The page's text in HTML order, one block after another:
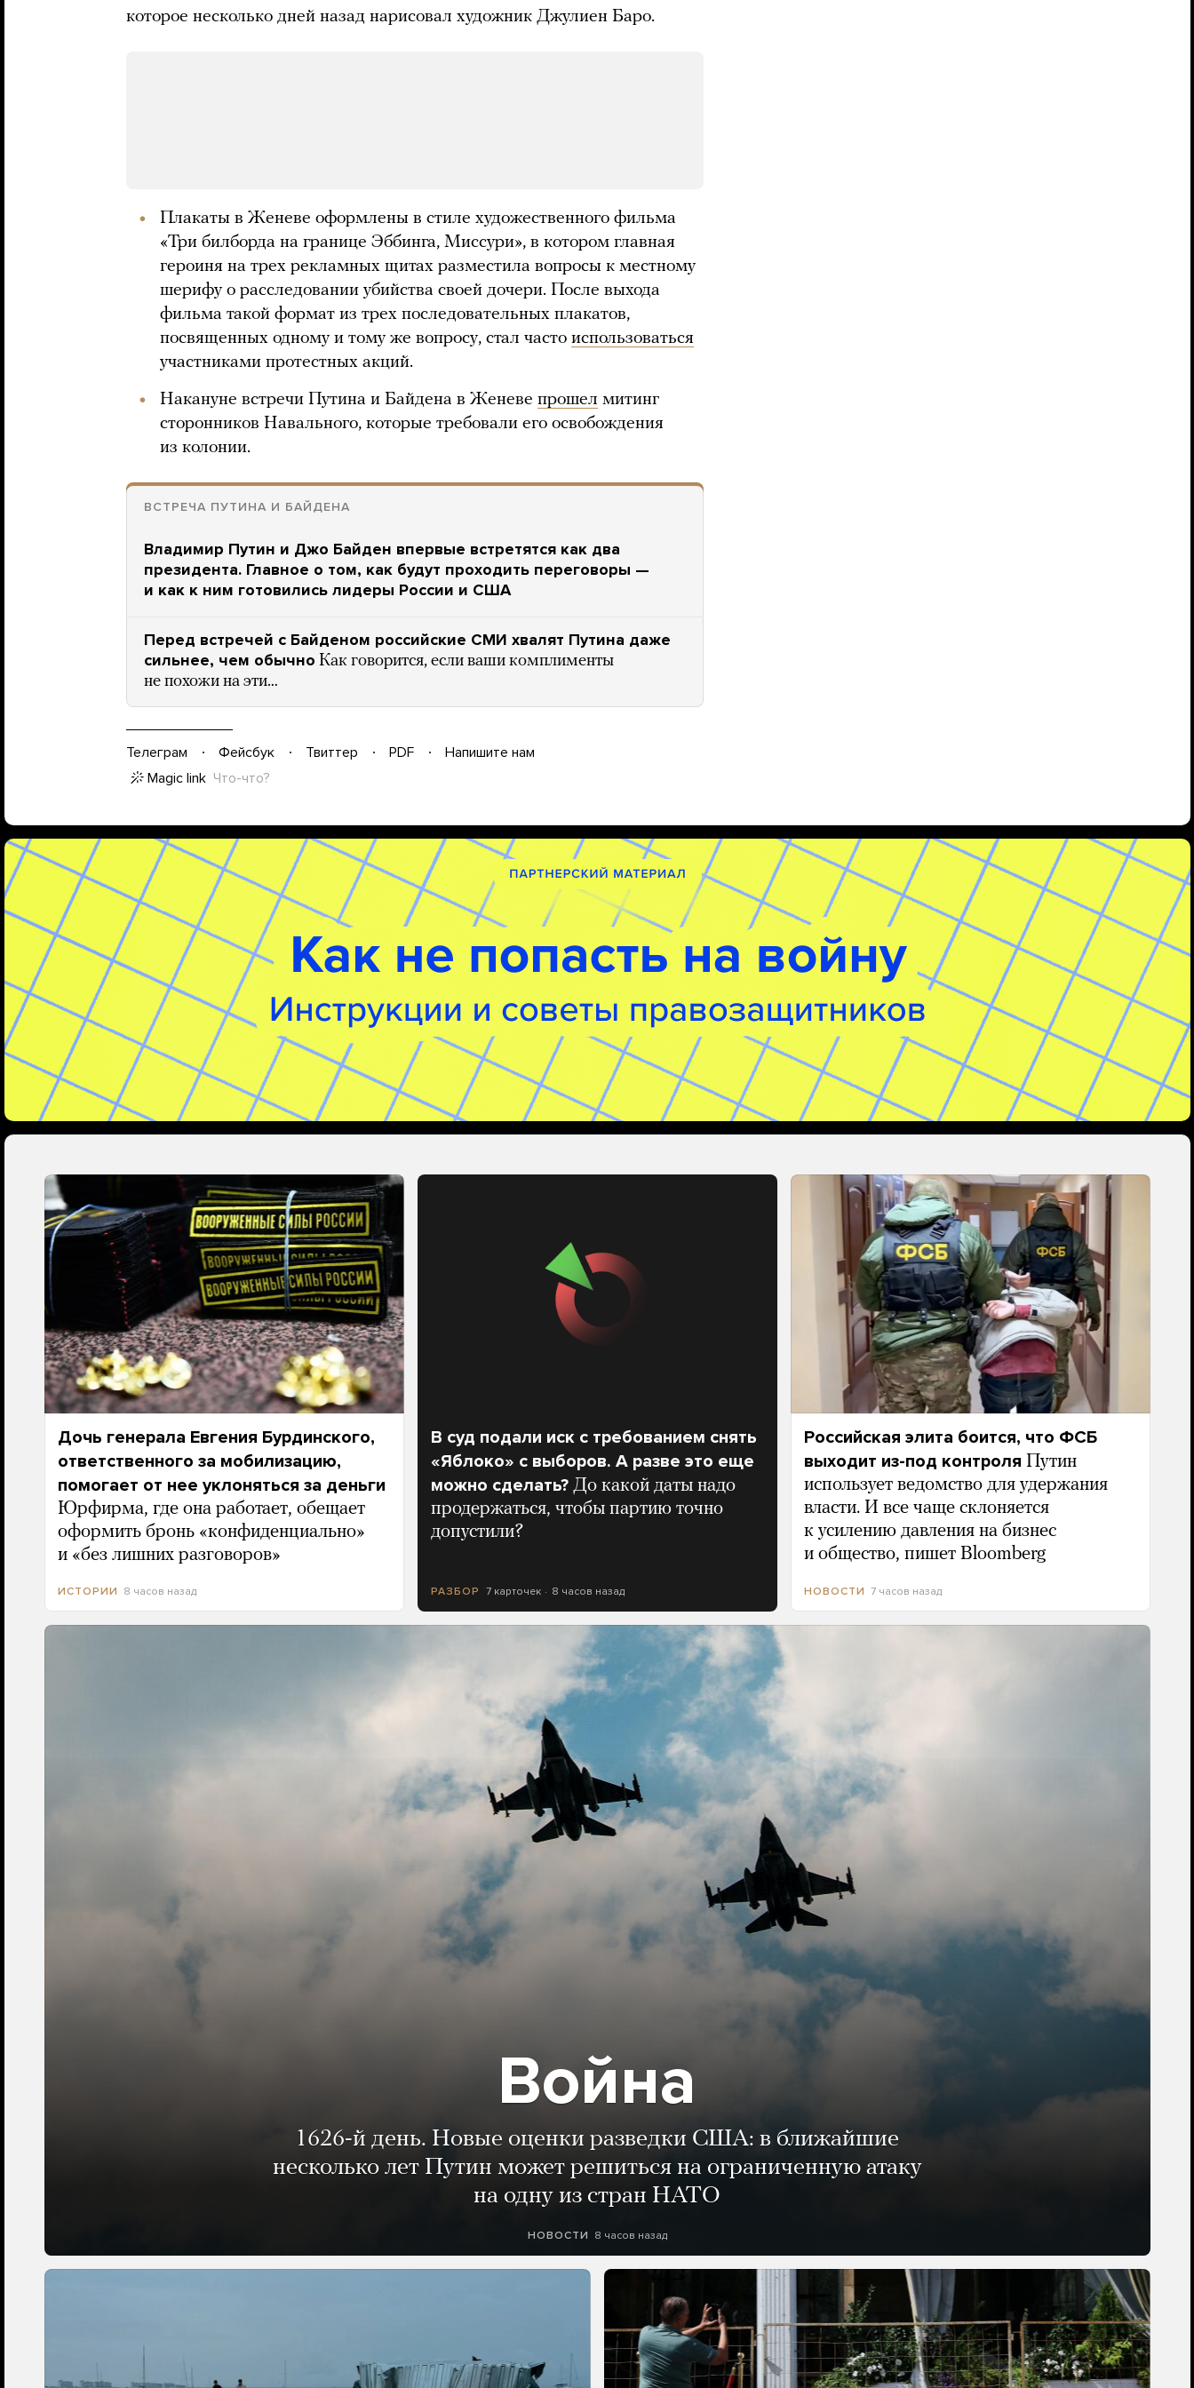
которое несколько дней назад нарисовал художник Джулиен Баро.
Плакаты в Женеве оформлены в стиле художественного фильма
«Три билборда на границе Эббинга, Миссури», в котором главная
героиня на трех рекламных щитах разместила вопросы к местному
шерифу о расследовании убийства своей дочери. После выхода
фильма такой формат из трех последовательных плакатов,
посвященных одному и тому же вопросу, стал часто использоваться
участниками протестных акций.
Накануне встречи Путина и Байдена в Женеве прошел митинг
сторонников Навального, которые требовали его освобождения
из колонии.
ВСТРЕЧА ПУТИНА И БАЙДЕНА
Владимир Путин и Джо Байден впервые встретятся как два
президента. Главное о том, как будут проходить переговоры —
и как к ним готовились лидеры России и США
Перед встречей с Байденом российские СМИ хвалят Путина даже
сильнее, чем обычно Как говорится, если ваши комплименты
не похожи на эти…
Телеграм Фейсбук Твиттер PDF
Напишите нам
Magic link Что-что?
Дочь генерала Евгения Бурдинского,
ответственного за мобилизацию,
помогает от нее уклоняться за деньги
Юрфирма, где она работает, обещает
оформить бронь «конфиденциально»
и «без лишних разговоров»
ИСТОРИИ 8 часов назад
В суд подали иск с требованием снять
«Яблоко» с выборов. А разве это еще
можно сделать? До какой даты надо
продержаться, чтобы партию точно
допустили?
РАЗБОР 7 карточек 8 часов назад
Российская элита боится, что ФСБ
выходит из-под контроля Путин
использует ведомство для удержания
власти. И все чаще склоняется
к усилению давления на бизнес
и общество, пишет Bloomberg
НОВОСТИ 7 часов назад
Война
1626-й день. Новые оценки разведки США: в ближайшие
несколько лет Путин может решиться на ограниченную атаку
на одну из стран НАТО
НОВОСТИ 8 часов назад